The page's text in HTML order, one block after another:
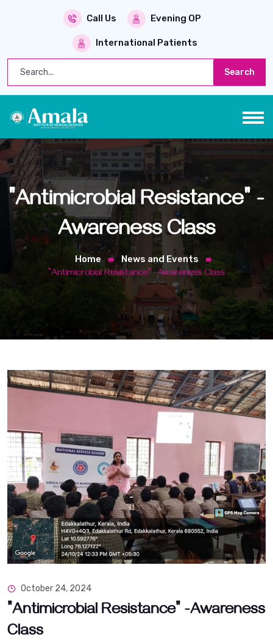
Call Us Evening OP
International Patients
Search
"Antimicrobial Resistance" -
Awareness Class
Home
News and Events
"Antimicrobial Resistance" -Awareness Class
October 24, 2024
"Antimicrobial Resistance" -Awareness
Class